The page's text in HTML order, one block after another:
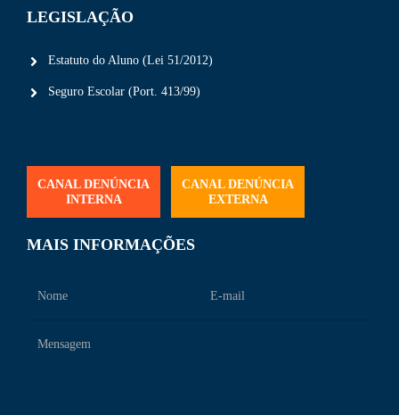
LEGISLAÇÃO
Estatuto do Aluno (Lei 51/2012)
Seguro Escolar (Port. 413/99)
CANAL DENÚNCIA
INTERNA
CANAL DENÚNCIA
EXTERNA
MAIS INFORMAÇÕES